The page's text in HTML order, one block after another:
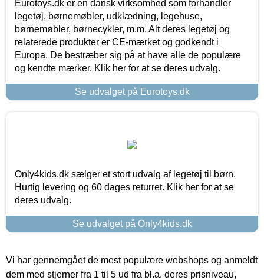
Eurotoys.dk er en dansk virksomhed som forhandler
legetøj, børnemøbler, udklædning, legehuse,
børnemøbler, børnecykler, m.m. Alt deres legetøj og
relaterede produkter er CE-mærket og godkendt i
Europa. De bestræber sig på at have alle de populære
og kendte mærker. Klik her for at se deres udvalg.
Se udvalget på Eurotoys.dk
Only4kids.dk sælger et stort udvalg af legetøj til børn.
Hurtig levering og 60 dages returret. Klik her for at se
deres udvalg.
Se udvalget på Only4kids.dk
Vi har gennemgået de mest populære webshops og anmeldt
dem med stjerner fra 1 til 5 ud fra bl.a. deres prisniveau,